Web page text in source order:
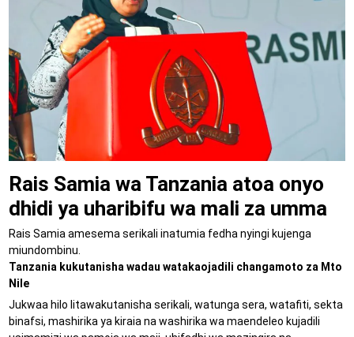
Rais Samia wa Tanzania atoa onyo
dhidi ya uharibifu wa mali za umma
Rais Samia amesema serikali inatumia fedha nyingi kujenga
miundombinu.
Tanzania kukutanisha wadau watakaojadili changamoto za Mto
Nile
Jukwaa hilo litawakutanisha serikali, watunga sera, watafiti, sekta
binafsi, mashirika ya kiraia na washirika wa maendeleo kujadili